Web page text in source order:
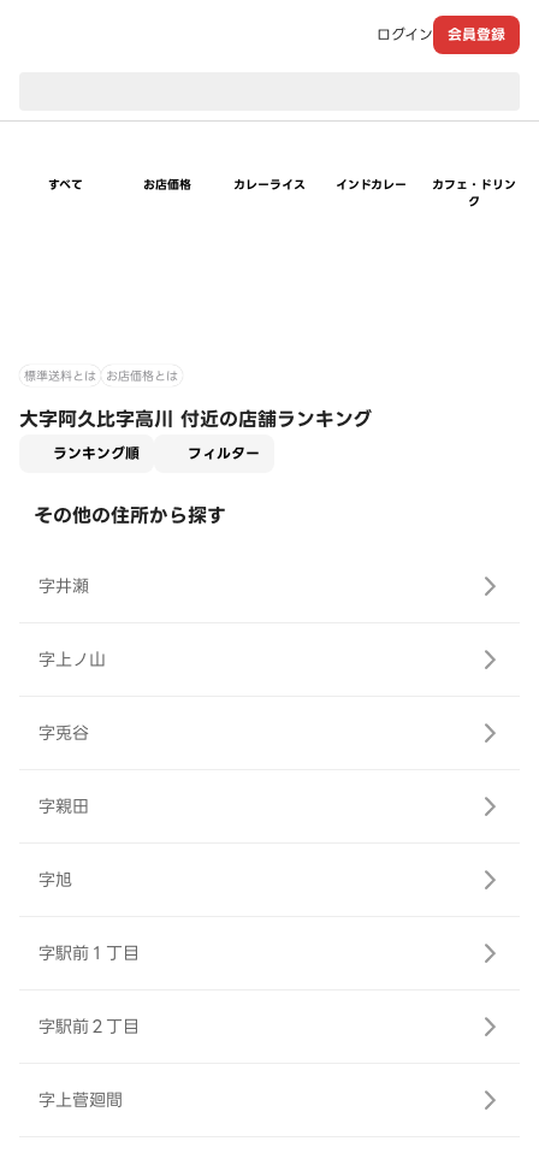
ログイン 会員登録
すべて お店価格 カレーライス インドカレー
カフェ・ドリン
ク
標準送料とは お店価格とは
大字阿久比字高川 付近の店舗ランキング
ランキング順 フィルター
その他の住所から探す
字井瀬
字上ノ山
字兎谷
字親田
字旭
字駅前１丁目
字駅前２丁目
字上菅廻間